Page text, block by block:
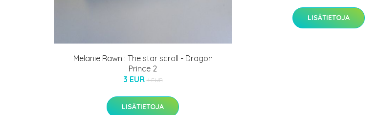
Melanie Rawn : The star scroll - Dragon
Prince 2
3 EUR 4 EUR
LISÄTIETOJA
LISÄTIETOJA